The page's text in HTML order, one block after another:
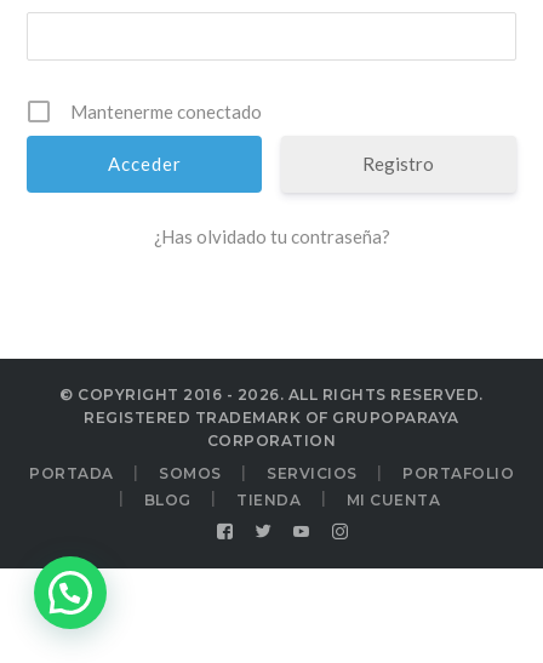
Mantenerme conectado
Registro
¿Has olvidado tu contraseña?
© COPYRIGHT 2016 - 2026. ALL RIGHTS RESERVED.
REGISTERED TRADEMARK OF GRUPOPARAYA
CORPORATION
PORTADA
SOMOS SERVICIOS
PORTAFOLIO
BLOG
TIENDA MI CUENTA